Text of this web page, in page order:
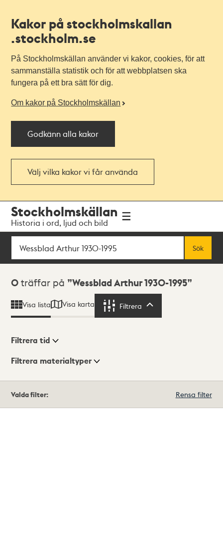
Kakor på stockholmskallan
.stockholm.se
På Stockholmskällan använder vi kakor, cookies, för att
sammanställa statistik och för att webbplatsen ska
fungera på ett bra sätt för dig.
Om kakor på Stockholmskällan
Godkänn alla kakor
Välj vilka kakor vi får använda
navigationen
huvudinnehållet
Stockholmskällan
Historia i ord, ljud och bild
Sök
Sök
Sökresultat
0 träffar på Wessblad Arthur 1930-1995
Visa lista Visa karta Filtrera
Visningsläge
Filtrera tid
Filtrera materialtyper
träffar
Valda filter: Rensa filter